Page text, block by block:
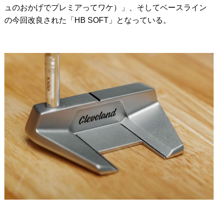
ュのおかげでプレミアってワケ）」、そしてベースライン
の今回改良された「HB SOFT」となっている。